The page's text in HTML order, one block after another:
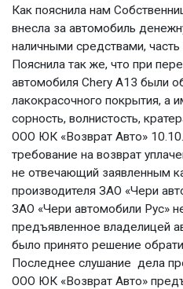
Как пояснила нам
внесла за автомобиль
наличными средствами,
Пояснила так же, что при
автомобиля Chery А13 были
лакокрасочного покрытия, а
сорность, волнистость,
ООО ЮК «Возврат Авто»
требование на возврат
не отвечающий заявленным
производителя ЗАО «Чери
ЗАО «Чери автомобили Рус»
предъявленное владелицей
было принято решение
Последнее слушание дела
ООО ЮК «Возврат Авто»